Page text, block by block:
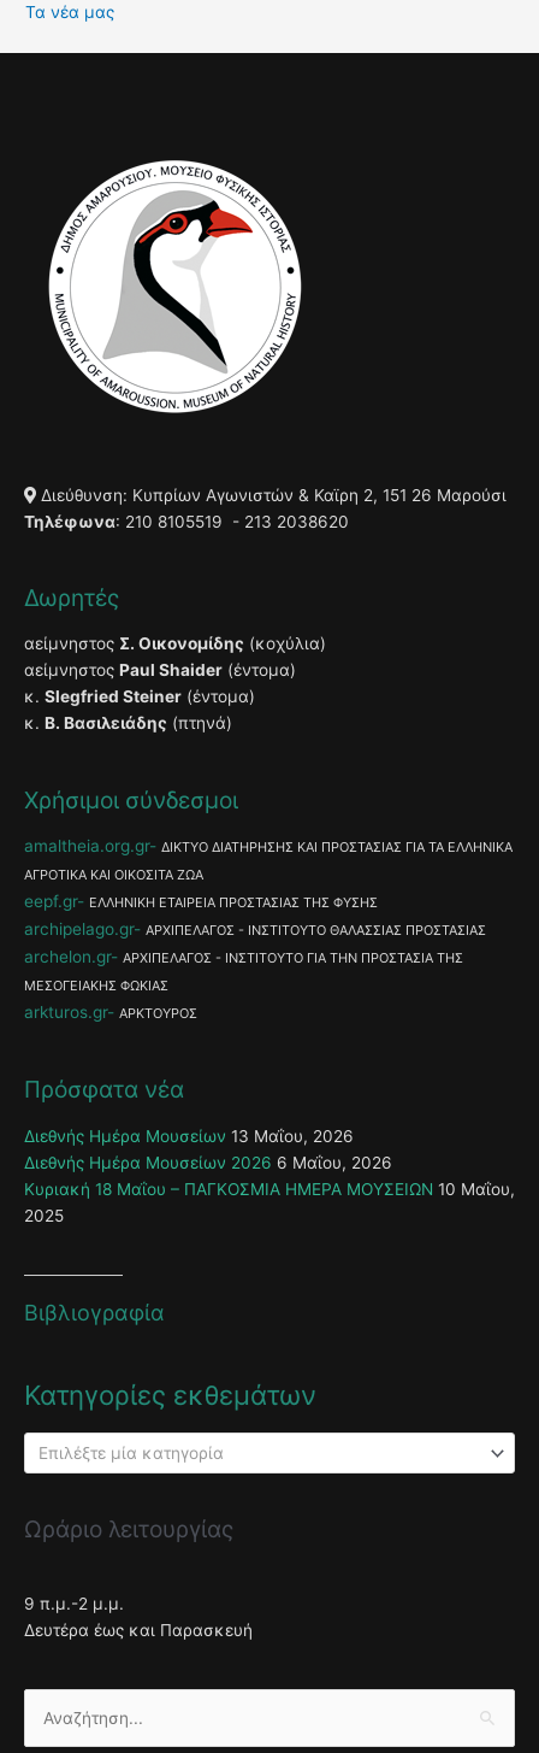
Τα νέα μας
Διεύθυνση: Κυπρίων Αγωνιστών & Καϊρη 2, 151 26 Μαρούσι
Τηλέφωνα: 210 8105519 - 213 2038620
Δωρητές
αείμνηστος Σ. Οικονομίδης (κοχύλια)
αείμνηστος Paul Shaider (έντομα)
κ. Slegfried Steiner (έντομα)
κ. Β. Βασιλειάδης (πτηνά)
Χρήσιμοι σύνδεσμοι
amaltheia.org.gr
ΔΙΚΤΥΟ ΔΙΑΤΗΡΗΣΗΣ ΚΑΙ ΠΡΟΣΤΑΣΙΑΣ ΓΙΑ ΤΑ ΕΛΛΗΝΙΚΑ
ΑΓΡΟΤΙΚΑ ΚΑΙ ΟΙΚΟΣΙΤΑ ΖΩΑ
eepf.gr ΕΛΛΗΝΙΚΗ ΕΤΑΙΡΕΙΑ ΠΡΟΣΤΑΣΙΑΣ ΤΗΣ ΦΥΣΗΣ
archipelago.gr ΑΡΧΙΠΕΛΑΓΟΣ - ΙΝΣΤΙΤΟΥΤΟ ΘΑΛΑΣΣΙΑΣ ΠΡΟΣΤΑΣΙΑΣ
archelon.gr
ΑΡΧΙΠΕΛΑΓΟΣ - ΙΝΣΤΙΤΟΥΤΟ ΓΙΑ ΤΗΝ ΠΡΟΣΤΑΣΙΑ ΤΗΣ
ΜΕΣΟΓΕΙΑΚΗΣ ΦΩΚΙΑΣ
arkturos.gr ΑΡΚΤΟΥΡΟΣ
Πρόσφατα νέα
Διεθνής Ημέρα Μουσείων 13 Μαΐου, 2026
Διεθνής Ημέρα Μουσείων 2026 6 Μαΐου, 2026
Κυριακή 18 Μαΐου – ΠΑΓΚΟΣΜΙΑ ΗΜΕΡΑ ΜΟΥΣΕΙΩΝ 10 Μαΐου,
2025
Βιβλιογραφία
Κατηγορίες εκθεμάτων
Επιλέξτε μία κατηγορία
Ωράριο λειτουργίας
9 π.μ.-2 μ.μ.
Δευτέρα έως και Παρασκευή
Αναζήτηση
για: